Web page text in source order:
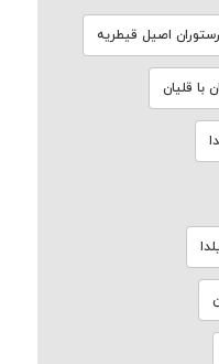
رستوران اصیل قیطریه
با قلیان